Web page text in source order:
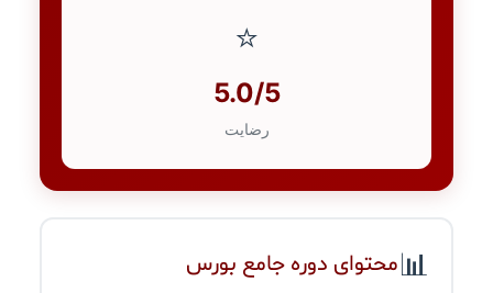
⭐
5.0/5
رضایت
📊محتوای دوره جامع بورس